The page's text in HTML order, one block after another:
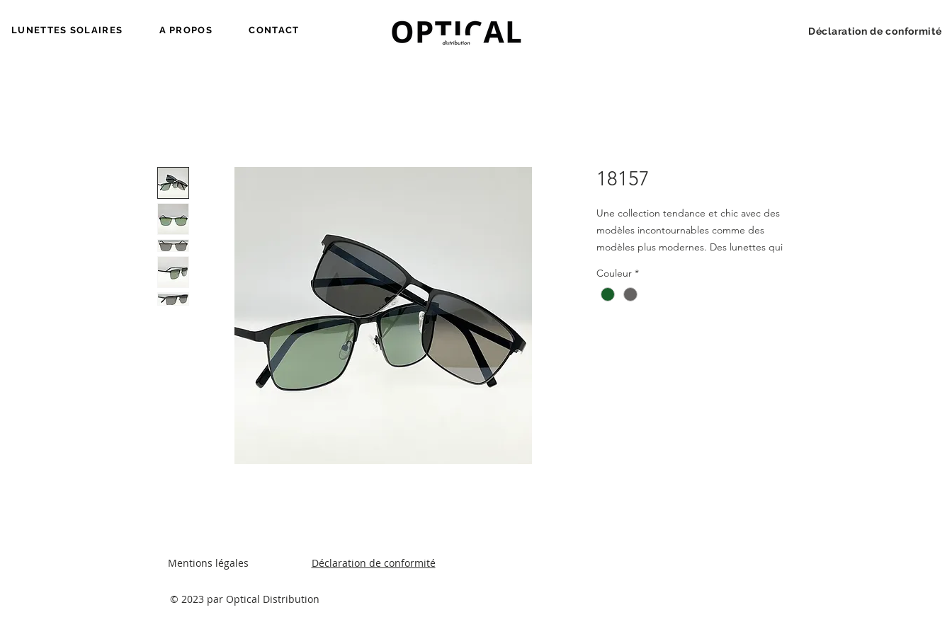
LUNETTES SOLAIRES A PROPOS CONTACT Déclaration de conformité
18157
Une collection tendance et chic avec des
modèles incontournables comme des
modèles plus modernes. Des lunettes qui
et agréables à porter. Une collection variée
pour les hommes et les femmes.
Couleur *
© 2023 par Optical Distribution
Mentions légales Déclaration de conformité